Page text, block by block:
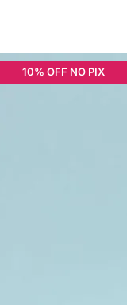
10% OFF NO PIX